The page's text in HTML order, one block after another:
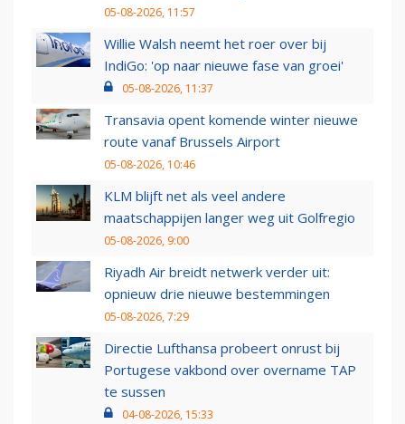
05-08-2026, 11:57
Willie Walsh neemt het roer over bij
IndiGo: 'op naar nieuwe fase van groei'
05-08-2026, 11:37
Transavia opent komende winter nieuwe
route vanaf Brussels Airport
05-08-2026, 10:46
KLM blijft net als veel andere
maatschappijen langer weg uit Golfregio
05-08-2026, 9:00
Riyadh Air breidt netwerk verder uit:
opnieuw drie nieuwe bestemmingen
05-08-2026, 7:29
Directie Lufthansa probeert onrust bij
Portugese vakbond over overname TAP
te sussen
04-08-2026, 15:33